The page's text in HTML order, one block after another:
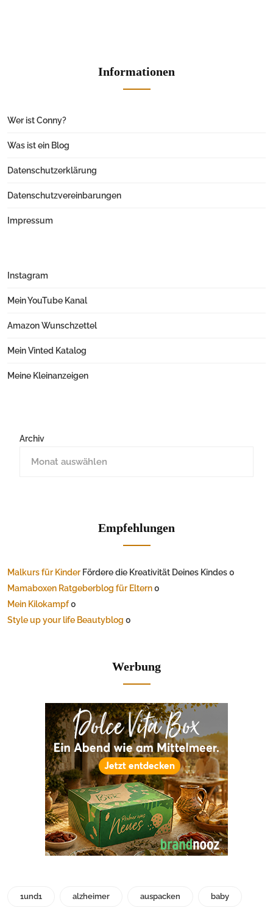
Informationen
Wer ist Conny?
Was ist ein Blog
Datenschutzerklärung
Datenschutzvereinbarungen
Impressum
Instagram
Mein YouTube Kanal
Amazon Wunschzettel
Mein Vinted Katalog
Meine Kleinanzeigen
Archiv
Empfehlungen
Malkurs für Kinder Fördere die Kreativität Deines Kindes 0
Mamaboxen Ratgeberblog für Eltern0
Mein Kilokampf0
Style up your life Beautyblog 0
Werbung
1und1 alzheimer auspacken baby